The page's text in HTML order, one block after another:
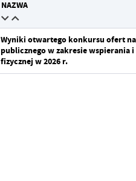
NAZWA
Wyniki otwartego konkursu ofert
publicznego w zakresie wspierania
fizycznej w 2026 r.